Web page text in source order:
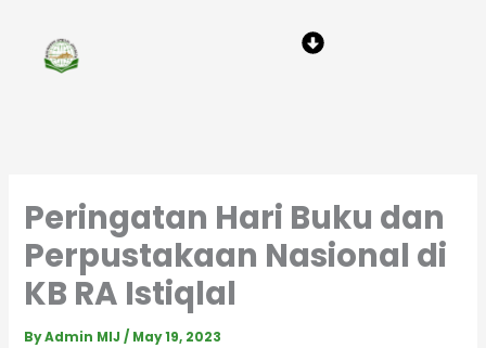
content
Menu
Peringatan Hari Buku dan
Perpustakaan Nasional di
KB RA Istiqlal
ByAdmin MIJ/ May 19, 2023